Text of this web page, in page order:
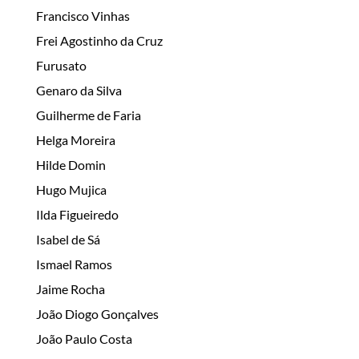
Francisco Vinhas
Frei Agostinho da Cruz
Furusato
Genaro da Silva
Guilherme de Faria
Helga Moreira
Hilde Domin
Hugo Mujica
Ilda Figueiredo
Isabel de Sá
Ismael Ramos
Jaime Rocha
João Diogo Gonçalves
João Paulo Costa